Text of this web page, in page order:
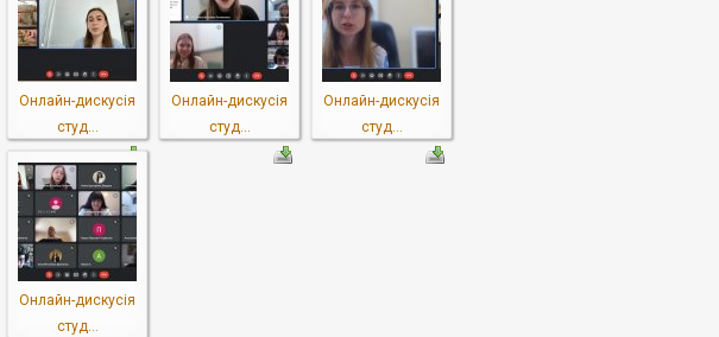
Онлайн-дискусія
студ...
Онлайн-дискусія
студ...
Онлайн-дискусія
студ...
Онлайн-дискусія
студ...